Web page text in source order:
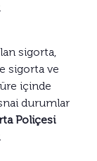
sigorta,
sigorta ve
içinde
durumlar
Poliçesi